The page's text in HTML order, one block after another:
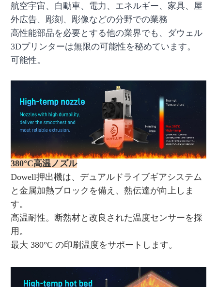
航空宇宙、自動車、電力、エネルギー、家具、屋
外広告、彫刻、彫像などの分野での業務
高性能部品を必要とする他の業界でも、ダウェル
3Dプリンターは無限の可能性を秘めています。
可能性。
380°C高温ノズル
Dowell押出機は、デュアルドライブギアシステム
と金属加熱ブロックを備え、熱伝達が向上しま
す。
高温耐性。断熱材と改良された温度センサーを採
用。
最大 380°C の印刷温度をサポートします。